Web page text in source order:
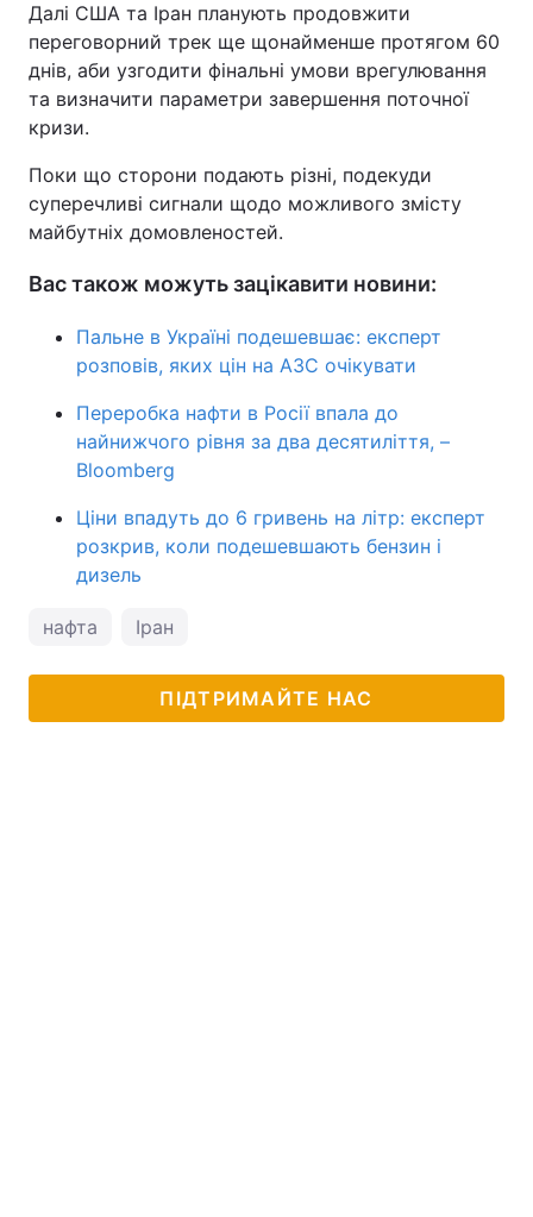
Далі США та Іран планують продовжити
переговорний трек ще щонайменше протягом 60
днів, аби узгодити фінальні умови врегулювання
та визначити параметри завершення поточної
кризи.
Поки що сторони подають різні, подекуди
суперечливі сигнали щодо можливого змісту
майбутніх домовленостей.
Вас також можуть зацікавити новини:
Пальне в Україні подешевшає: експерт
розповів, яких цін на АЗС очікувати
Переробка нафти в Росії впала до
найнижчого рівня за два десятиліття, –
Bloomberg
Ціни впадуть до 6 гривень на літр: експерт
розкрив, коли подешевшають бензин і
дизель
нафта Іран
ПІДТРИМАЙТЕ НАС